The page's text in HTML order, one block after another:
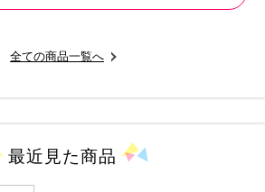
全ての商品一覧へ
最近見た商品